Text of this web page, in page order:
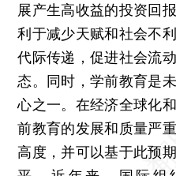
展产生高收益的投资回
利于减少天赋和社会不
代际传递，促进社会流
态。同时，学前教育是
心之一。在经济全球化
前教育的发展和质量严
高度，并可以基于此预